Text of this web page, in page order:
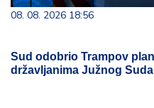
08. 08. 2026 18:56
Sud odobrio Trampov
državljanima Južnog